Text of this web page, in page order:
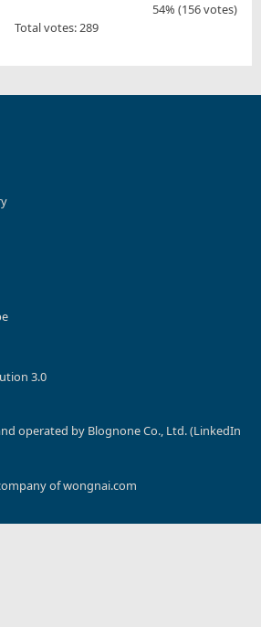
54% (156 votes)
Total votes: 289
3.0
operated by Blognone Co., Ltd. (LinkedIn
ofwongnai.com